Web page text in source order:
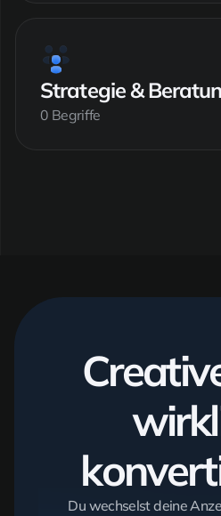
Strategie &
0 Begriffe
Du wechselst deine